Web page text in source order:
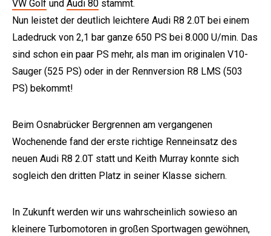
VW Golf und Audi 80 stammt.
Nun leistet der deutlich leichtere Audi R8 2.0T bei einem
Ladedruck von 2,1 bar ganze 650 PS bei 8.000 U/min. Das
sind schon ein paar PS mehr, als man im originalen V10-
Sauger (525 PS) oder in der Rennversion R8 LMS (503
PS) bekommt!
Beim Osnabrücker Bergrennen am vergangenen
Wochenende fand der erste richtige Renneinsatz des
neuen Audi R8 2.0T statt und Keith Murray konnte sich
sogleich den dritten Platz in seiner Klasse sichern.
In Zukunft werden wir uns wahrscheinlich sowieso an
kleinere Turbomotoren in großen Sportwagen gewöhnen,